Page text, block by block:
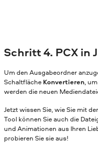
Schritt 4. PCX in
Um den Ausgabeordner
Schaltfläche Konvertieren,
werden die neuen
Jetzt wissen Sie, wie Sie mit
Tool können Sie auch die
und Animationen aus Ihren
probieren Sie sie aus!